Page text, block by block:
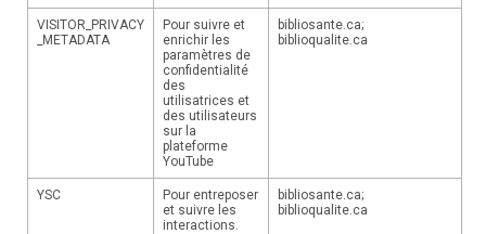
VISITOR_PRIVACY
_METADATA
Pour suivre et
enrichir les
paramètres de
confidentialité
des
utilisatrices et
des utilisateurs
sur la
plateforme
YouTube
bibliosante.ca;
biblioqualite.ca
YSC
Pour entreposer
et suivre les
interactions.
bibliosante.ca;
biblioqualite.ca